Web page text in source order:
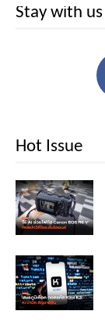
Stay with us
Hot Issue